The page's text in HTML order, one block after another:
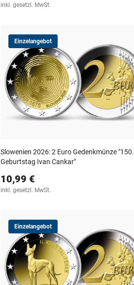
inkl. gesetzl. MwSt.
Einzelangebot
Slowenien 2026: 2 Euro Gedenkmünze "150.
Geburtstag Ivan Cankar"
10,99 €
inkl. gesetzl. MwSt.
Einzelangebot